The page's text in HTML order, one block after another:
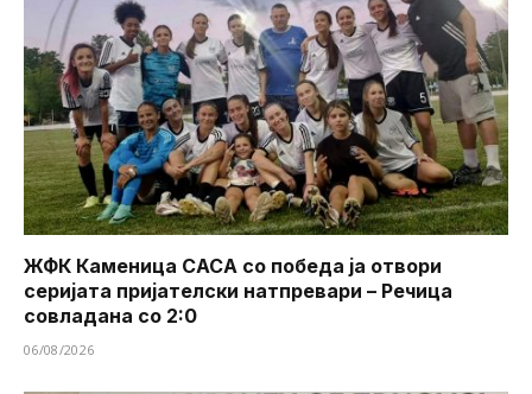
ЖФК Каменица САСА со победа ја отвори
серијата пријателски натпревари – Речица
совладана со 2:0
06/08/2026